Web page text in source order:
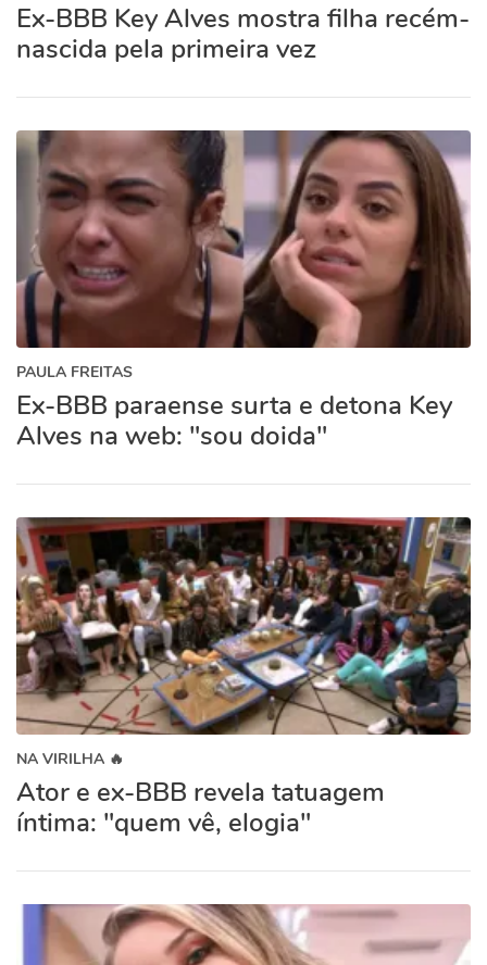
Ex-BBB Key Alves mostra filha recém-
nascida pela primeira vez
PAULA FREITAS
Ex-BBB paraense surta e detona Key
Alves na web: "sou doida"
NA VIRILHA 🔥
Ator e ex-BBB revela tatuagem
íntima: "quem vê, elogia"